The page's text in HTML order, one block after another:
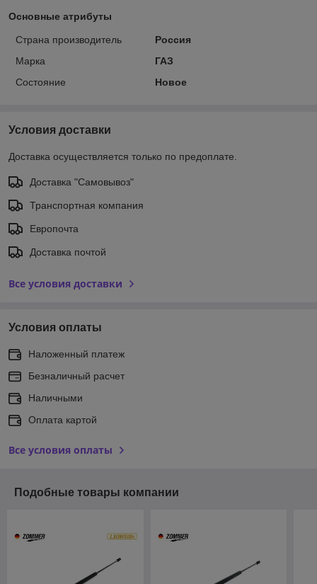
Основные атрибуты
Страна производитель
Россия
Марка
ГАЗ
Состояние
Новое
Условия доставки
Доставка осуществляется только по предоплате.
Доставка "Самовывоз"
Транспортная компания
Европочта
Доставка почтой
Все условия доставки
Условия оплаты
Наложенный платеж
Безналичный расчет
Наличными
Оплата картой
Все условия оплаты
Подобные товары компании